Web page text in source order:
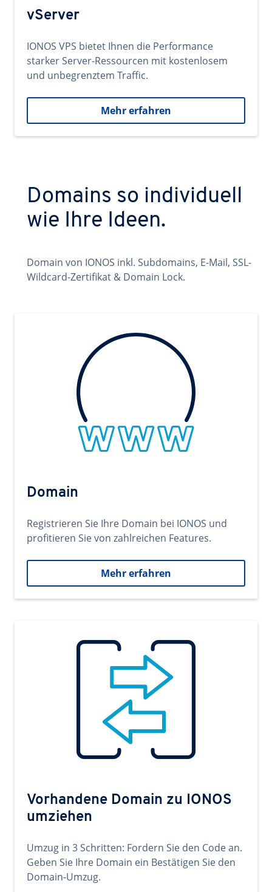
vServer
IONOS VPS bietet Ihnen die Performance
starker Server-Ressourcen mit kostenlosem
und unbegrenztem Traffic.
Mehr erfahren
Domains so individuell
wie Ihre Ideen.
Domain von IONOS inkl. Subdomains, E-Mail, SSL-
Wildcard-Zertifikat & Domain Lock.
Domain
Registrieren Sie Ihre Domain bei IONOS und
profitieren Sie von zahlreichen Features.
Mehr erfahren
Vorhandene Domain zu IONOS
umziehen
Umzug in 3 Schritten: Fordern Sie den Code an.
Geben Sie Ihre Domain ein Bestätigen Sie den
Domain-Umzug.